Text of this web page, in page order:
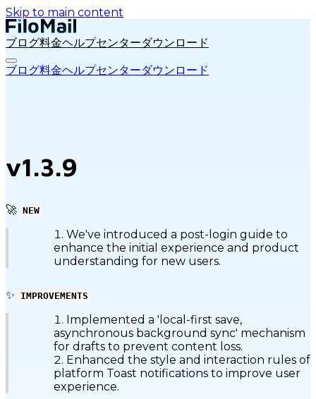
Skip to main content
ブログ料金ヘルプセンターダウンロード
ブログ料金ヘルプセンターダウンロード
v1.3.9
🚀 NEW
We've introduced a post-login guide to
enhance the initial experience and product
understanding for new users.
✨ IMPROVEMENTS
Implemented a 'local-first save,
asynchronous background sync' mechanism
for drafts to prevent content loss.
Enhanced the style and interaction rules of
platform Toast notifications to improve user
experience.